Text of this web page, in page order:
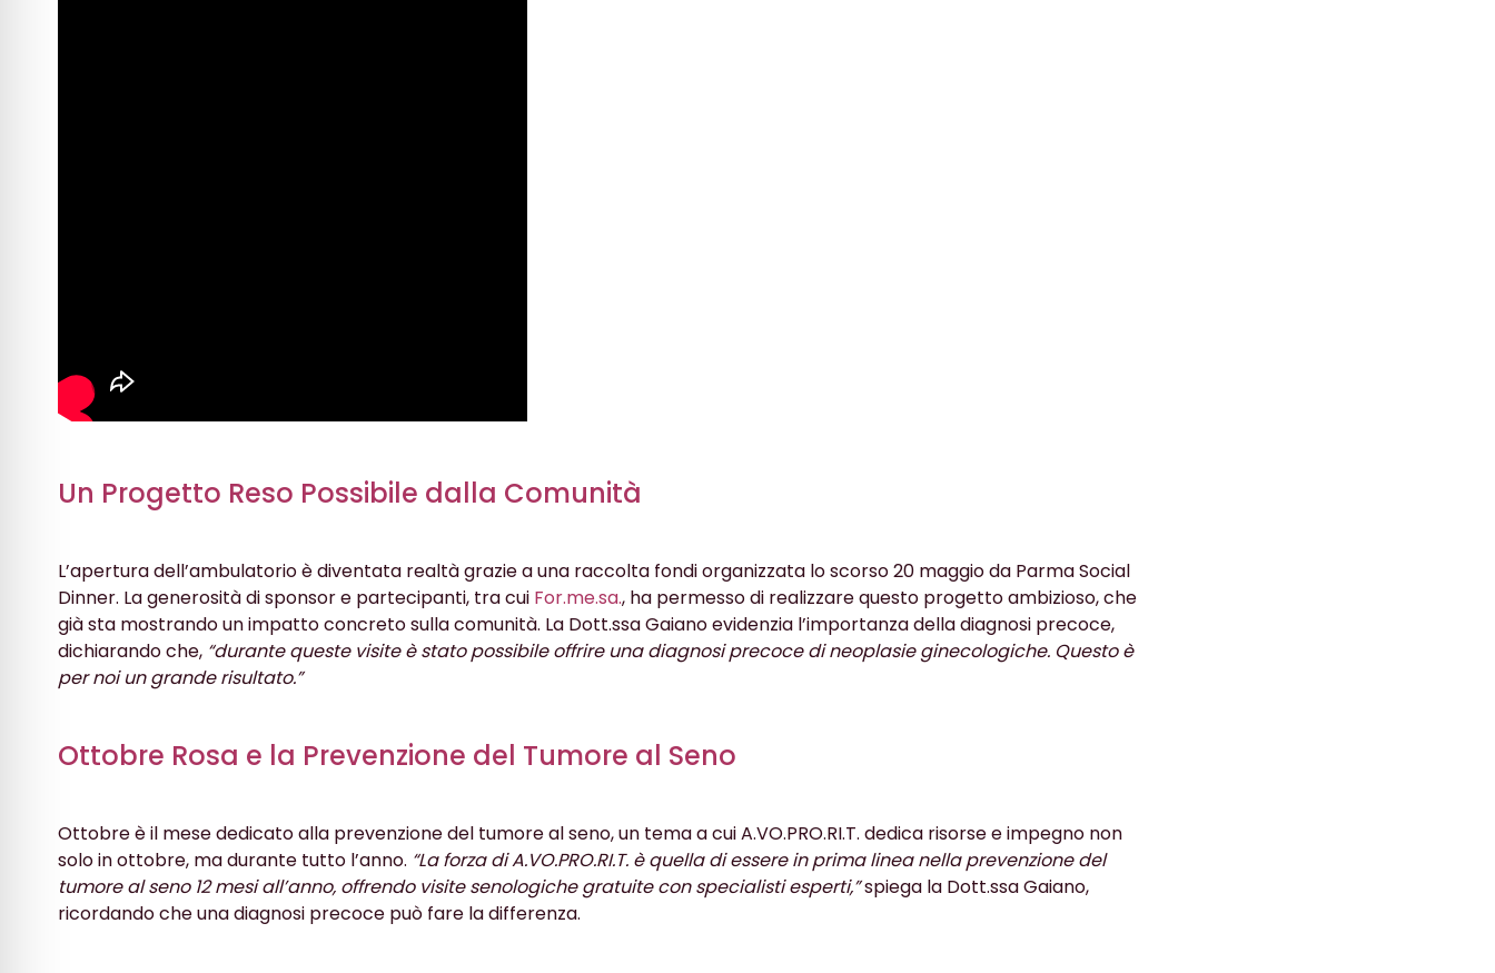
Un Progetto Reso Possibile dalla Comunità
L’apertura dell’ambulatorio è diventata realtà grazie a una raccolta fondi organizzata lo scorso 20 maggio da Parma Social
Dinner. La generosità di sponsor e partecipanti, tra cui For.me.sa., ha permesso di realizzare questo progetto ambizioso, che
già sta mostrando un impatto concreto sulla comunità. La Dott.ssa Gaiano evidenzia l’importanza della diagnosi precoce,
dichiarando che, “durante queste visite è stato possibile offrire una diagnosi precoce di neoplasie ginecologiche. Questo è
per noi un grande risultato.”
Ottobre Rosa e la Prevenzione del Tumore al Seno
Ottobre è il mese dedicato alla prevenzione del tumore al seno, un tema a cui A.VO.PRO.RI.T. dedica risorse e impegno non
solo in ottobre, ma durante tutto l’anno. “La forza di A.VO.PRO.RI.T. è quella di essere in prima linea nella prevenzione del
tumore al seno 12 mesi all’anno, offrendo visite senologiche gratuite con specialisti esperti,”spiega la Dott.ssa Gaiano,
ricordando che una diagnosi precoce può fare la differenza.